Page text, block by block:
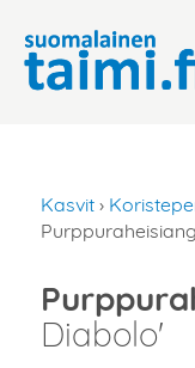
Kasvit ›
Diabolo'